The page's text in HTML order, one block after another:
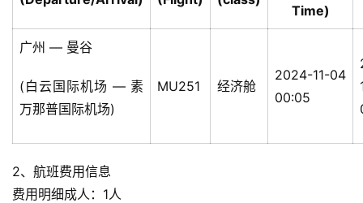
Time)
广州 — 曼谷
(白云国际机场 — 素
万那普国际机场)
MU251 经济舱
2024-11-04
00:05
2、航班费用信息
费用明细成人：1人